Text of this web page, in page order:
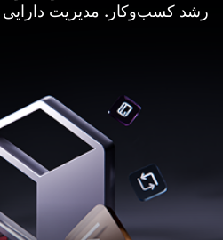
رشد کسب‌وکار. مدیریت دارایی